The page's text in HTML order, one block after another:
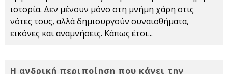
ιστορία. Δεν μένουν μόνο στη μνήμη χάρη στις
νότες τους, αλλά δημιουργούν συναισθήματα,
εικόνες και αναμνήσεις. Κάπως έτσι...
Η ανδρική περιποίηση που κάνει την